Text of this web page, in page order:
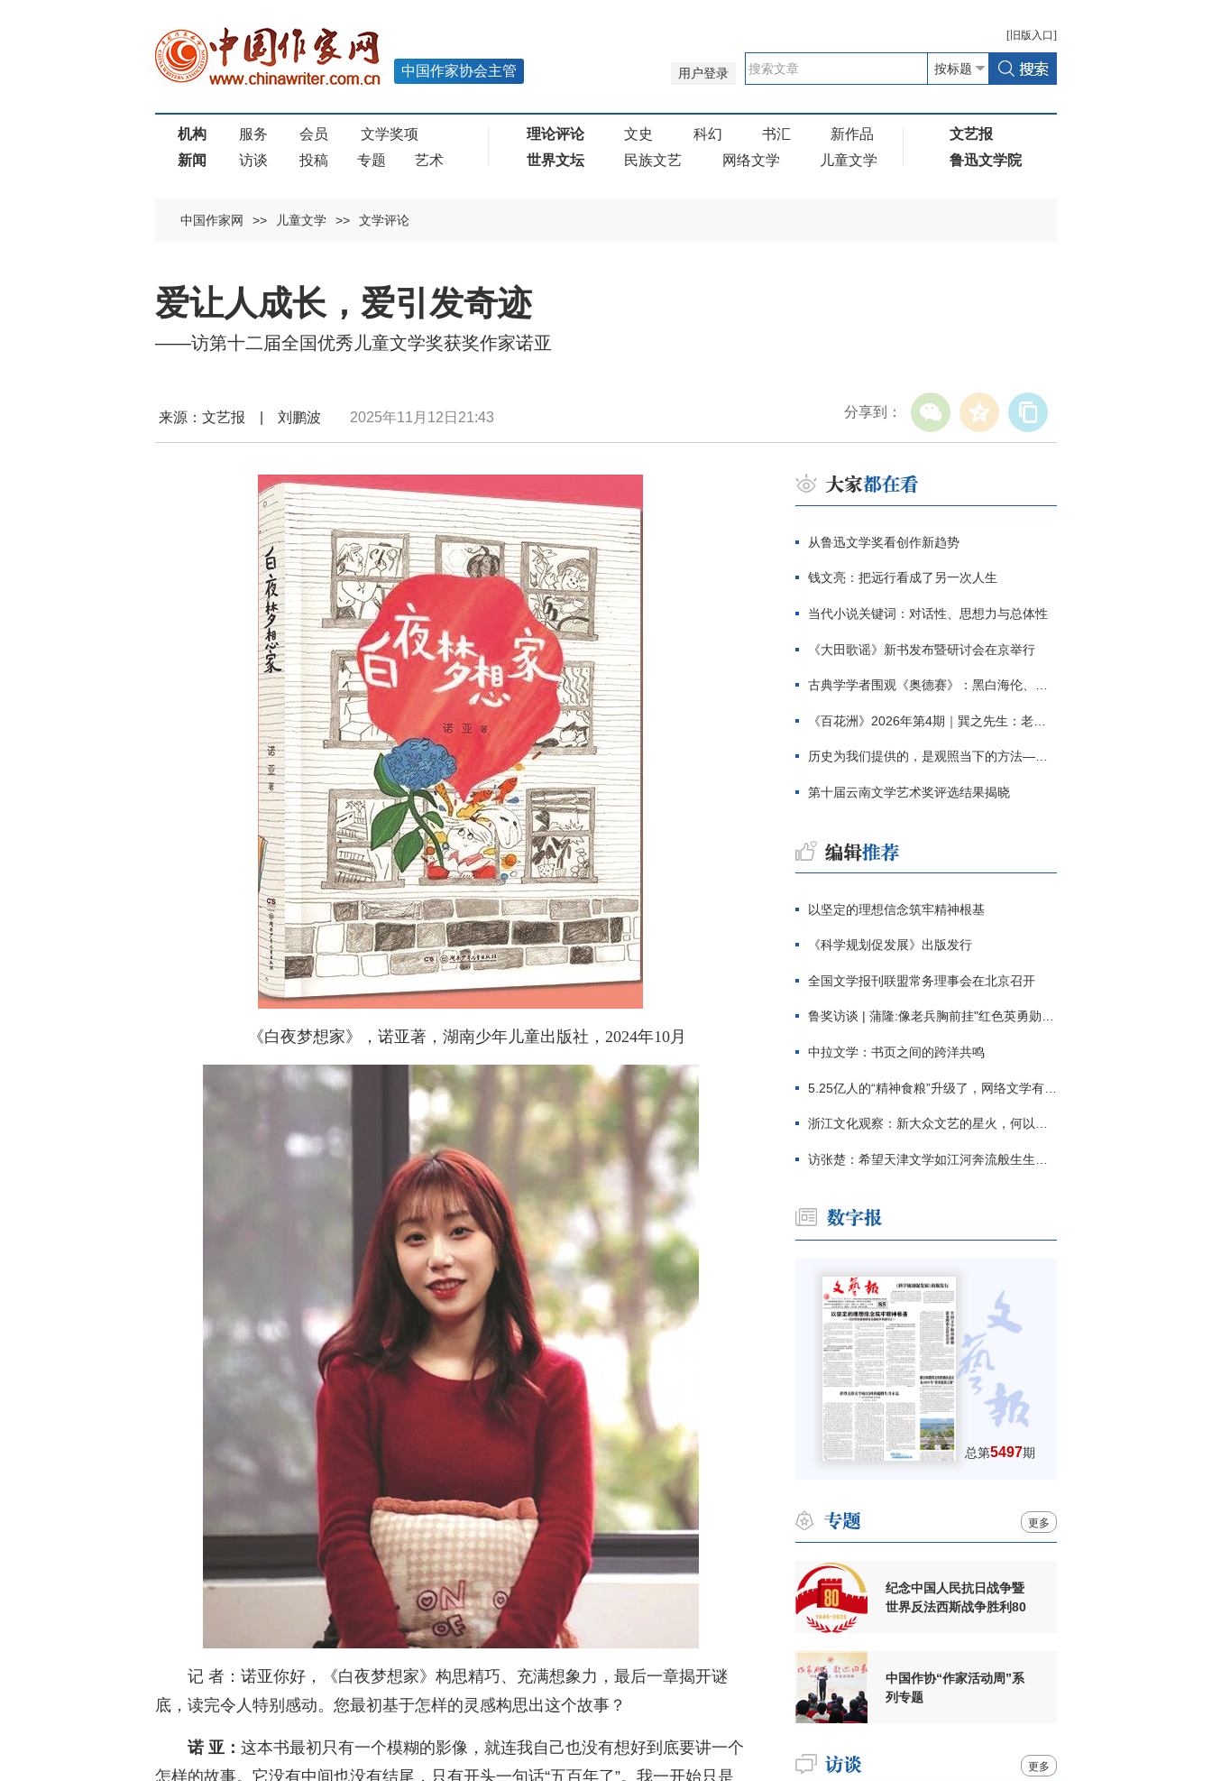
[ 旧版 入口]
用户登录
中国作家协会主管
机构 服务 会员
文学奖项
新闻
访谈 投稿 专题 艺术
理论评论 文史 科幻 书汇
新作品
世界文坛
民族文艺 网络文学 儿童文学
文艺报
鲁迅文学院
中国作家网 >> 儿童文学 >> 文学评论
爱让人成长，爱引发奇迹
——访第十二届全国优秀儿童文学奖获奖作家诺亚
分享到：
来源：文艺报 | 刘鹏波 2025年11月12日21:43
《白夜梦想家》，诺亚著，湖南少年儿童出版社，2024年10月
记 者：诺亚你好，《白夜梦想家》构思精巧、充满想象力，最后一章揭开谜
底，读完令人特别感动。您最初基于怎样的灵感构思出这个故事？
诺 亚： 这本书最初只有一个模糊的影像，就连我自己也没有想好到底要讲一个
怎样的故事。它没有中间也没有结尾，只有开头一句话“五百年了”。我一开始只是
从鲁迅文学奖看创作新趋势
钱文亮：把远行看成了另一次人生
当代小说关键词：对话性、思想力与总体性
《大田歌谣》新书发布暨研讨会在京举行
古典学学者围观《奥德赛》：黑白海伦、佩涅罗佩的别针与神秘入侵者
《百花洲》2026年第4期｜巽之先生：老兵朱向前侧记三题
历史为我们提供的，是观照当下的方法——历史题材非虚构写作多人谈
第十届云南文学艺术奖评选结果揭晓
以坚定的理想信念筑牢精神根基
《科学规划促发展》出版发行
全国文学报刊联盟常务理事会在北京召开
鲁奖访谈 | 蒲隆:像老兵胸前挂"红色英勇勋章"
中拉文学：书页之间的跨洋共鸣
5.25亿人的“精神食粮”升级了，网络文学有了哪些新变化？
浙江文化观察：新大众文艺的星火，何以燎原？
访张楚：希望天津文学如江河奔流般生生不息
总第5497期
更多
纪念中国人民抗日战争暨
世界反法西斯战争胜利80
中国作协“作家活动周”系
列专题
更多